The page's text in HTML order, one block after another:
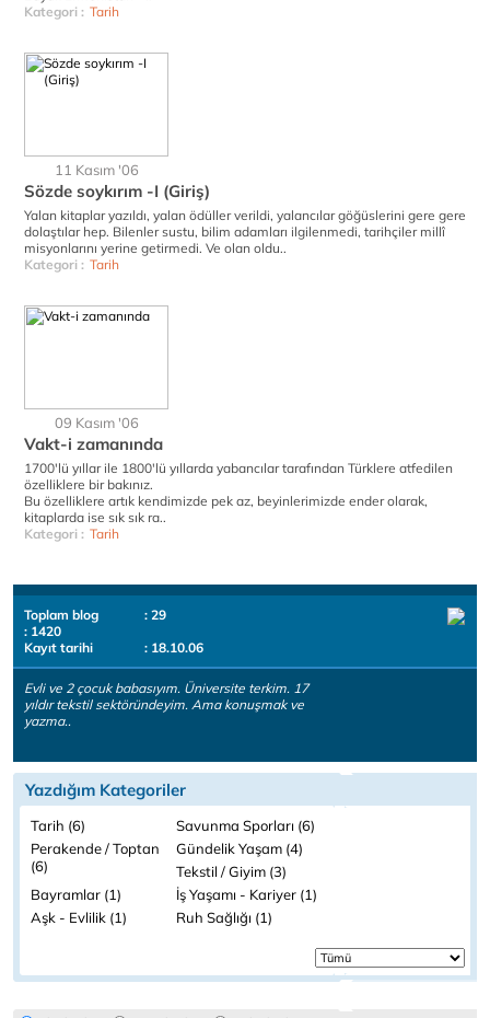
Kategori : Tarih
11 Kasım '06
Sözde soykırım -I (Giriş)
Yalan kitaplar yazıldı, yalan ödüller verildi, yalancılar göğüslerini gere gere
dolaştılar hep. Bilenler sustu, bilim adamları ilgilenmedi, tarihçiler millî
misyonlarını yerine getirmedi. Ve olan oldu..
Kategori : Tarih
09 Kasım '06
Vakt-i zamanında
1700'lü yıllar ile 1800'lü yıllarda yabancılar tarafından Türklere atfedilen
özelliklere bir bakınız.
Bu özelliklere artık kendimizde pek az, beyinlerimizde ender olarak,
kitaplarda ise sık sık ra..
Kategori : Tarih
Toplam blog
: 29
: 1420
Kayıt tarihi
: 18.10.06
Evli ve 2 çocuk babasıyım. Üniversite terkim. 17
yıldır tekstil sektöründeyim. Ama konuşmak ve
yazma..
Yazdığım Kategoriler
Tarih (6)
Savunma Sporları (6)
Perakende / Toptan
(6)
Gündelik Yaşam (4)
Tekstil / Giyim (3)
Bayramlar (1)
İş Yaşamı - Kariyer (1)
Aşk - Evlilik (1)
Ruh Sağlığı (1)